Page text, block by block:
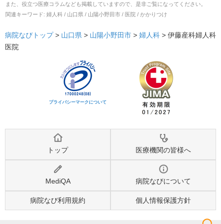
また、役立つ医療コラムなども掲載していますので、是非ご覧になってください。
関連キーワード: 婦人科 / 山口県 / 山陽小野田市 / 医院 / かかりつけ
病院なびトップ > 山口県 > 山陽小野田市 > 婦人科 > 伊藤産科婦人科
医院
プライバシーマークについて
トップ 医療機関の皆様へ
MediQA 病院なびについて
病院なび利用規約 個人情報保護方針